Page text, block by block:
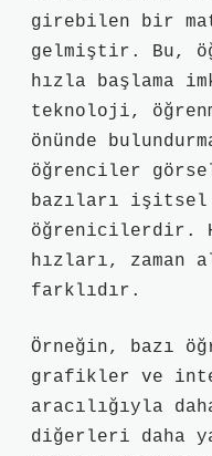
girebilen bir
gelmiştir. Bu,
hızla başlama
teknoloji,
önünde
öğrenciler
bazıları
öğrenicilerdir.
hızları, zaman
farklıdır.
Örneğin, bazı
grafikler ve
aracılığıyla
diğerleri daha